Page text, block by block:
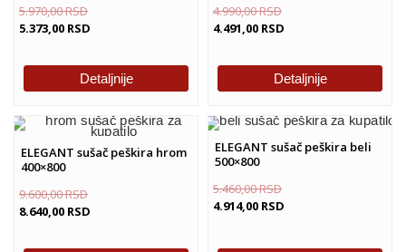
5.970,00RSD
5.373,00 RSD
Detaljnije
4.990,00RSD
4.491,00 RSD
Detaljnije
ELEGANT sušač peškira hrom
400×800
9.600,00RSD
8.640,00 RSD
ELEGANT sušač peškira beli
500×800
5.460,00RSD
4.914,00 RSD